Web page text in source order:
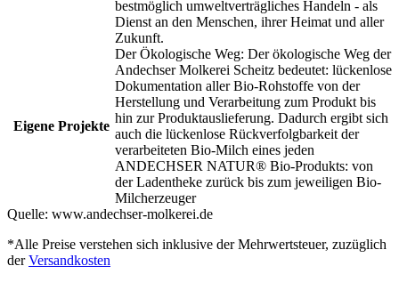
bestmöglich umweltverträgliches Handeln - als
Dienst an den Menschen, ihrer Heimat und aller
Zukunft.
Eigene Projekte
Der Ökologische Weg: Der ökologische Weg der
Andechser Molkerei Scheitz bedeutet: lückenlose
Dokumentation aller Bio-Rohstoffe von der
Herstellung und Verarbeitung zum Produkt bis
hin zur Produktauslieferung. Dadurch ergibt sich
auch die lückenlose Rückverfolgbarkeit der
verarbeiteten Bio-Milch eines jeden
ANDECHSER NATUR® Bio-Produkts: von
der Ladentheke zurück bis zum jeweiligen Bio-
Milcherzeuger
Quelle: www.andechser-molkerei.de
*Alle Preise verstehen sich inklusive der Mehrwertsteuer, zuzüglich
derVersandkosten